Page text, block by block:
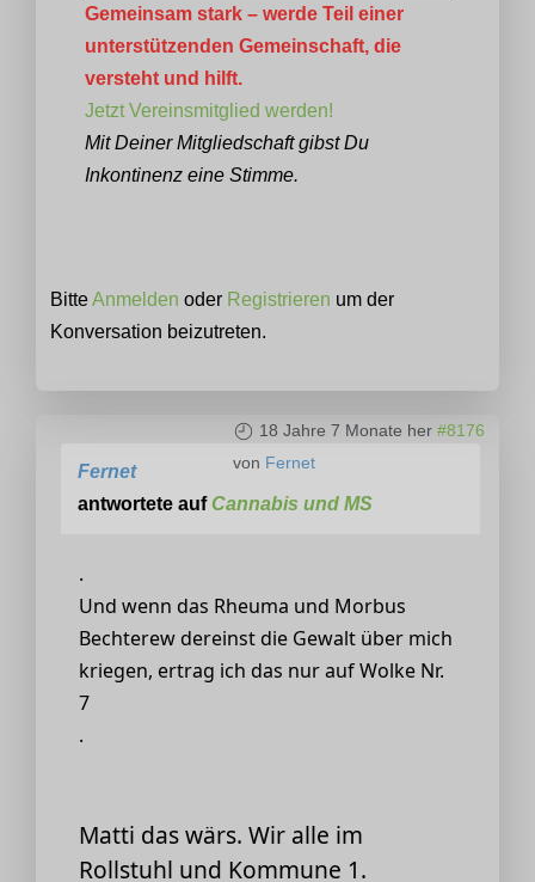
Gemeinsam stark – werde Teil einer
unterstützenden Gemeinschaft, die
versteht und hilft.
Jetzt Vereinsmitglied werden!
Mit Deiner Mitgliedschaft gibst Du
Inkontinenz eine Stimme.
BitteAnmelden oder Registrieren um der
Konversation beizutreten.
18 Jahre 7 Monate her #8176
von Fernet
Fernet
antwortete aufCannabis und MS
.
Und wenn das Rheuma und Morbus
Bechterew dereinst die Gewalt über mich
kriegen, ertrag ich das nur auf Wolke Nr.
7
.
Matti das wärs. Wir alle im
Rollstuhl und Kommune 1.